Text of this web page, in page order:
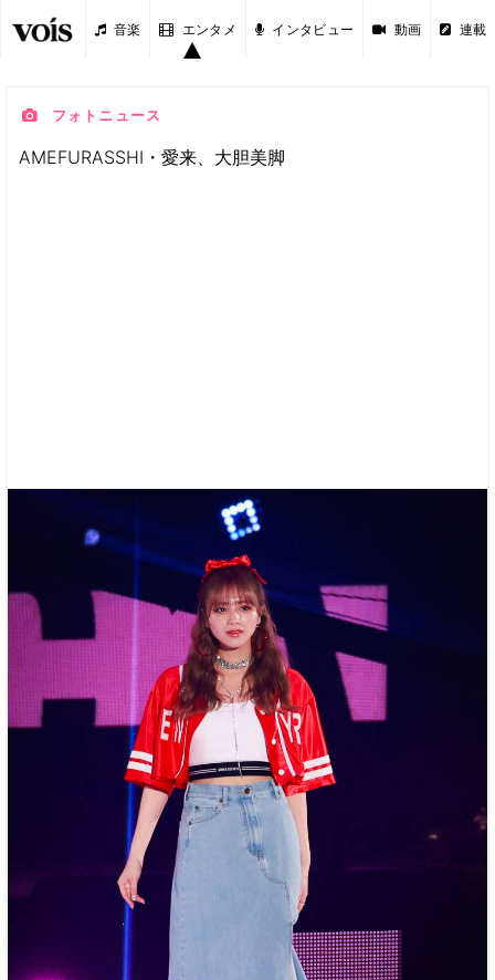
音楽 エンタメ インタビュー 動画 連載
フォトニュース
AMEFURASSHI・愛来、大胆美脚